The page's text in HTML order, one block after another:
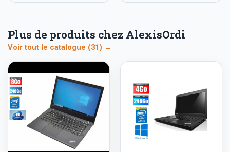
Plus de produits chez AlexisOrdi
Voir tout le catalogue (31) →